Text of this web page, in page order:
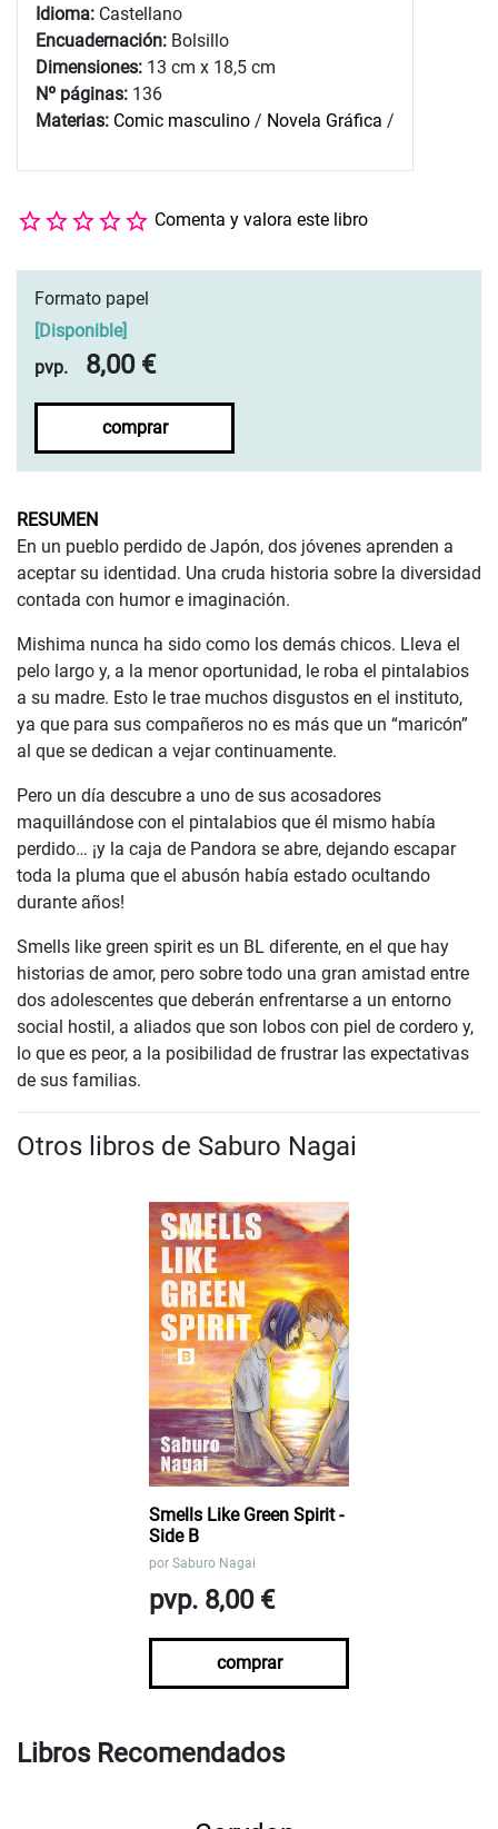
Idioma: Castellano
Encuadernación: Bolsillo
Dimensiones: 13 cm x 18,5 cm
Nº páginas: 136
Materias: Comic masculino / Novela Gráfica /
Comenta y valora este libro
Formato papel
[Disponible]
pvp.
8,00 €
comprar
RESUMEN
En un pueblo perdido de Japón, dos jóvenes aprenden a
aceptar su identidad. Una cruda historia sobre la diversidad
contada con humor e imaginación.
Mishima nunca ha sido como los demás chicos. Lleva el
pelo largo y, a la menor oportunidad, le roba el pintalabios
a su madre. Esto le trae muchos disgustos en el instituto,
ya que para sus compañeros no es más que un “maricón”
al que se dedican a vejar continuamente.
Pero un día descubre a uno de sus acosadores
maquillándose con el pintalabios que él mismo había
perdido… ¡y la caja de Pandora se abre, dejando escapar
toda la pluma que el abusón había estado ocultando
durante años!
Smells like green spirit es un BL diferente, en el que hay
historias de amor, pero sobre todo una gran amistad entre
dos adolescentes que deberán enfrentarse a un entorno
social hostil, a aliados que son lobos con piel de cordero y,
lo que es peor, a la posibilidad de frustrar las expectativas
de sus familias.
Otros libros de Saburo Nagai
Smells Like Green Spirit -
Side B
por Saburo Nagai
pvp. 8,00 €
comprar
Libros Recomendados